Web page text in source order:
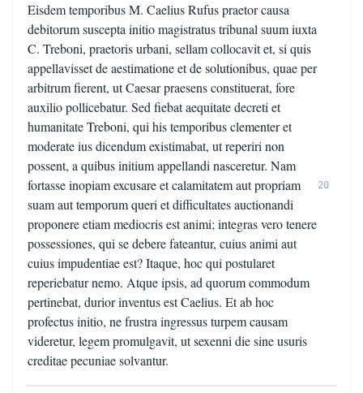
Eisdem temporibus M. Caelius Rufus praetor causa
debitorum suscepta initio magistratus tribunal suum iuxta
C. Treboni, praetoris urbani, sellam collocavit et, si quis
appellavisset de aestimatione et de solutionibus, quae per
arbitrum fierent, ut Caesar praesens constituerat, fore
auxilio pollicebatur. Sed fiebat aequitate decreti et
humanitate Treboni, qui his temporibus clementer et
moderate ius dicendum existimabat, ut reperiri non
possent, a quibus initium appellandi nasceretur. Nam
fortasse inopiam excusare et calamitatem aut propriam
suam aut temporum queri et difficultates auctionandi
proponere etiam mediocris est animi; integras vero tenere
possessiones, qui se debere fateantur, cuius animi aut
cuius impudentiae est? Itaque, hoc qui postularet
reperiebatur nemo. Atque ipsis, ad quorum commodum
pertinebat, durior inventus est Caelius. Et ab hoc
profectus initio, ne frustra ingressus turpem causam
videretur, legem promulgavit, ut sexenni die sine usuris
creditae pecuniae solvantur.
20